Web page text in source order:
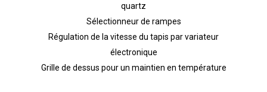
quartz
Sélectionneur de rampes
Régulation de la vitesse du tapis par variateur
électronique
Grille de dessus pour un maintien en température